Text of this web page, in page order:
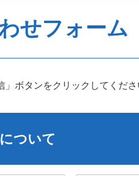
せフォーム
」ボタンをクリックしてくだ
ついて